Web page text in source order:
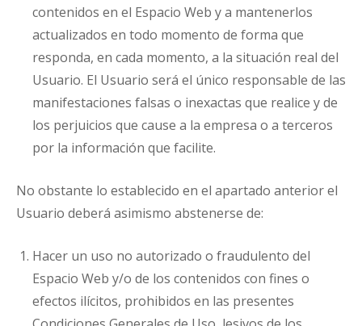
contenidos en el Espacio Web y a mantenerlos
actualizados en todo momento de forma que
responda, en cada momento, a la situación real del
Usuario. El Usuario será el único responsable de las
manifestaciones falsas o inexactas que realice y de
los perjuicios que cause a la empresa o a terceros
por la información que facilite.
No obstante lo establecido en el apartado anterior el
Usuario deberá asimismo abstenerse de:
Hacer un uso no autorizado o fraudulento del
Espacio Web y/o de los contenidos con fines o
efectos ilícitos, prohibidos en las presentes